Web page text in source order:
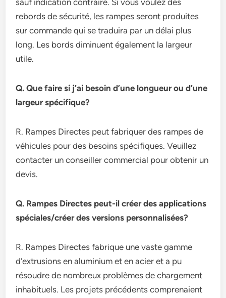
sauf indication contraire. Si vous voulez des
rebords de sécurité, les rampes seront produites
sur commande qui se traduira par un délai plus
long. Les bords diminuent également la largeur
utile.
Q. Que faire si j’ai besoin d’une longueur ou d’une
largeur spécifique?
R. Rampes Directes peut fabriquer des rampes de
véhicules pour des besoins spécifiques. Veuillez
contacter un conseiller commercial pour obtenir un
devis.
Q. Rampes Directes peut-il créer des applications
spéciales/créer des versions personnalisées?
R. Rampes Directes fabrique une vaste gamme
d’extrusions en aluminium et en acier et a pu
résoudre de nombreux problèmes de chargement
inhabituels. Les projets précédents comprenaient